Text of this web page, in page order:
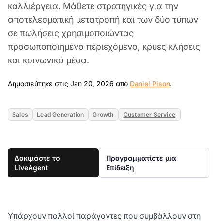
καλλιέργεια. Μάθετε στρατηγικές για την
αποτελεσματική μετατροπή και των δύο τύπων
σε πωλήσεις χρησιμοποιώντας
προσωποποιημένο περιεχόμενο, κρύες κλήσεις
και κοινωνικά μέσα.
Δημοσιεύτηκε στις Jan 20, 2026 από Daniel Pison.
Sales Lead Generation Growth Customer Service
Δοκιμάστε το
LiveAgent
Προγραμματίστε μια
Επίδειξη
Υπάρχουν πολλοί παράγοντες που συμβάλλουν στη